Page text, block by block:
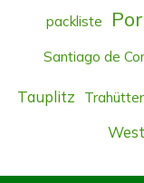
packliste
Santiago de
Tauplitz